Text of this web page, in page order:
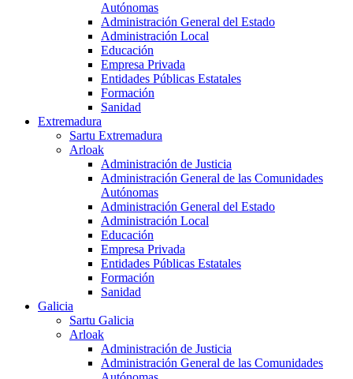
Autónomas
Administración General del Estado
Administración Local
Educación
Empresa Privada
Entidades Públicas Estatales
Formación
Sanidad
Extremadura
Sartu Extremadura
Arloak
Administración de Justicia
Administración General de las Comunidades
Autónomas
Administración General del Estado
Administración Local
Educación
Empresa Privada
Entidades Públicas Estatales
Formación
Sanidad
Galicia
Sartu Galicia
Arloak
Administración de Justicia
Administración General de las Comunidades